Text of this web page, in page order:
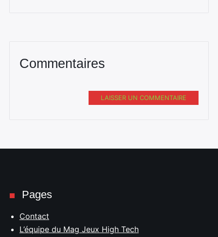
Commentaires
LAISSER UN COMMENTAIRE
Pages
Contact
L’équipe du Mag Jeux High Tech